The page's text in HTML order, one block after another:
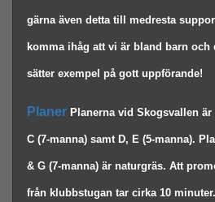
gärna även detta till medresta
komma ihåg att vi är bland barn och
sätter exempel på gott uppförande!
Planer Planerna vid Skogsvallen
C (7-manna) samt D, E (5-manna).
& G (7-manna) är naturgräs. Att
från klubbstugan tar cirka 10